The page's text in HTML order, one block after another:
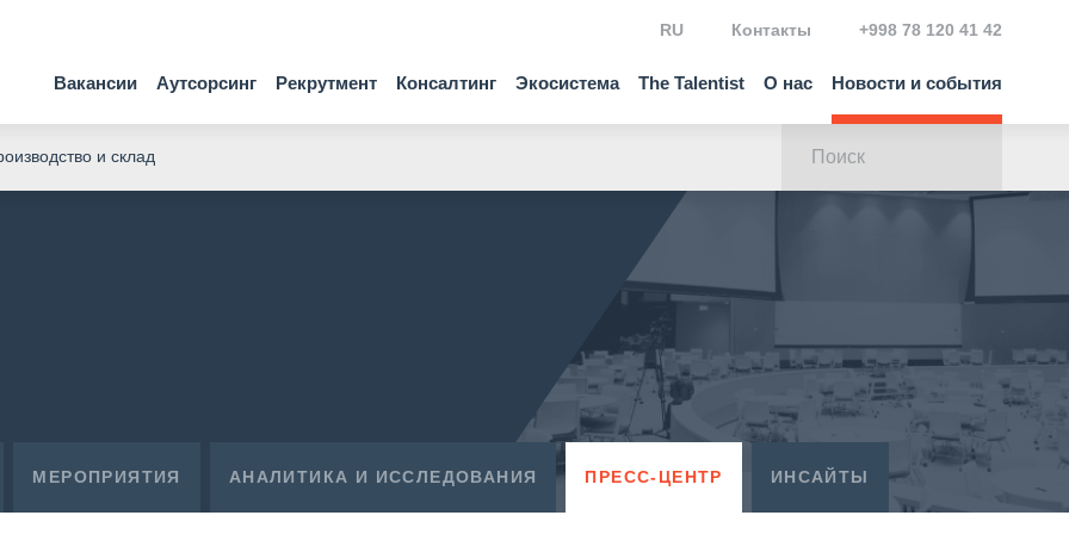
Вакансии Аутсорсинг Рекрутмент Консалтинг Экосистема The Talentist О нас Новости и события
RU Контакты +998 78 120 41 42
и склад
МЕРОПРИЯТИЯ АНАЛИТИКА И ИССЛЕДОВАНИЯ ПРЕСС-ЦЕНТР ИНСАЙТЫ